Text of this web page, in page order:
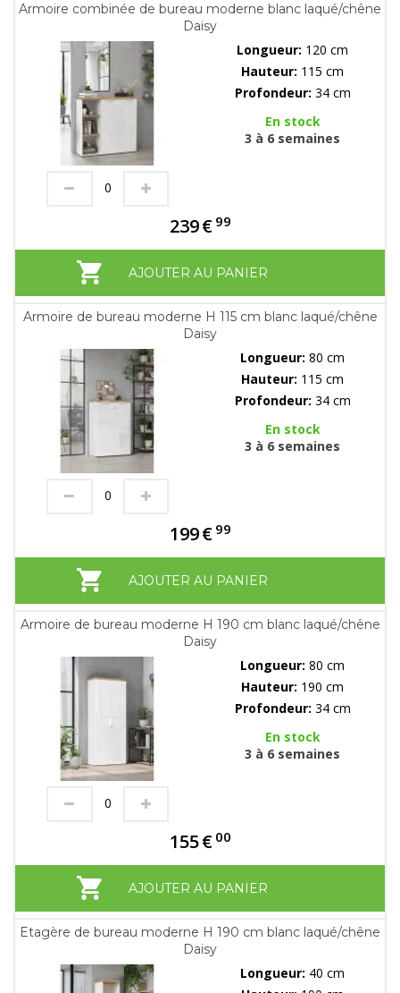
Armoire combinée de bureau moderne blanc laqué/chêne
Daisy
Longueur: 120 cm
Hauteur: 115 cm
Profondeur: 34 cm
En stock
3 à 6 semaines
239€ 99
AJOUTER AU PANIER
Armoire de bureau moderne H 115 cm blanc laqué/chêne
Daisy
Longueur: 80 cm
Hauteur: 115 cm
Profondeur: 34 cm
En stock
3 à 6 semaines
199€ 99
AJOUTER AU PANIER
Armoire de bureau moderne H 190 cm blanc laqué/chêne
Daisy
Longueur: 80 cm
Hauteur: 190 cm
Profondeur: 34 cm
En stock
3 à 6 semaines
155€ 00
AJOUTER AU PANIER
Etagère de bureau moderne H 190 cm blanc laqué/chêne
Daisy
Longueur: 40 cm